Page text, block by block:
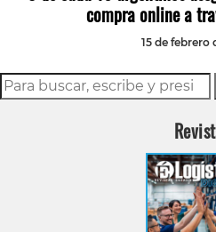
compra online a
15 de febrero